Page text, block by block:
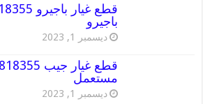
باجيرو
ديسمبر 1, 2023
مستعمل
ديسمبر 1, 2023